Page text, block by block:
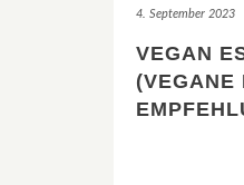
4. September 2023
VEGAN
(VEGANE